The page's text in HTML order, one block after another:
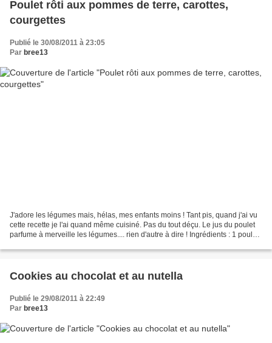
Poulet rôti aux pommes de terre, carottes,
courgettes
Publié le 30/08/2011 à 23:05
Par bree13
J'adore les légumes mais, hélas, mes enfants moins ! Tant pis, quand j'ai vu
cette recette je l'ai quand même cuisiné. Pas du tout déçu. Le jus du poulet
parfume à merveille les légumes.... rien d'autre à dire ! Ingrédients : 1 poulet
Cookies au chocolat et au nutella
Publié le 29/08/2011 à 22:49
Par bree13